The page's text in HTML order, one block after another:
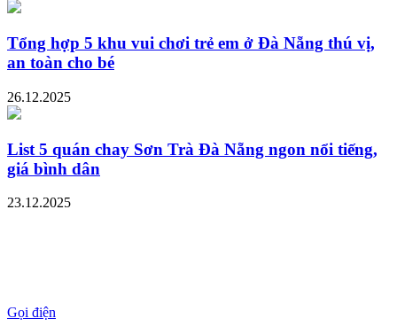
Tổng hợp 5 khu vui chơi trẻ em ở Đà Nẵng thú vị,
an toàn cho bé
26.12.2025
List 5 quán chay Sơn Trà Đà Nẵng ngon nổi tiếng,
giá bình dân
23.12.2025
Gọi điện